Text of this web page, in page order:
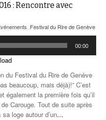
: Rencontre avec
, Festival du Rire de Genève
00:00
du Festival du Rire de Genève
beaucoup, mais déjà)!” C’est
également la première fois qu’il
Carouge. Tout de suite après
loge autour d’un…